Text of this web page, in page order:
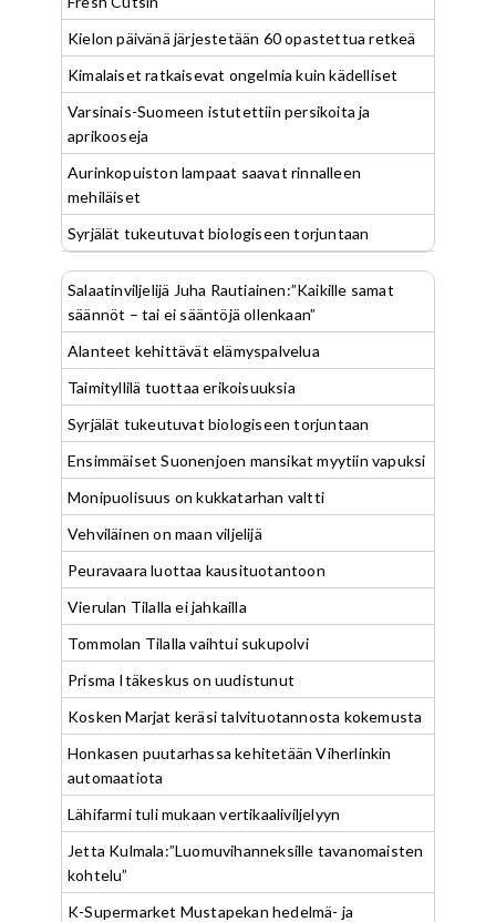
Kielon päivänä järjestetään 60 opastettua retkeä
Kimalaiset ratkaisevat ongelmia kuin kädelliset
Varsinais-Suomeen istutettiin persikoita ja
aprikooseja
Aurinkopuiston lampaat saavat rinnalleen
mehiläiset
Syrjälät tukeutuvat biologiseen torjuntaan
Salaatinviljelijä Juha Rautiainen:”Kaikille samat
säännöt – tai ei sääntöjä ollenkaan”
Alanteet kehittävät elämyspalvelua
Taimityllilä tuottaa erikoisuuksia
Syrjälät tukeutuvat biologiseen torjuntaan
Ensimmäiset Suonenjoen mansikat myytiin vapuksi
Monipuolisuus on kukkatarhan valtti
Vehviläinen on maan viljelijä
Peuravaara luottaa kausituotantoon
Vierulan Tilalla ei jahkailla
Tommolan Tilalla vaihtui sukupolvi
Prisma Itäkeskus on uudistunut
Kosken Marjat keräsi talvituotannosta kokemusta
Honkasen puutarhassa kehitetään Viherlinkin
automaatiota
Lähifarmi tuli mukaan vertikaaliviljelyyn
Jetta Kulmala:”Luomuvihanneksille tavanomaisten
kohtelu”
K-Supermarket Mustapekan hedelmä- ja